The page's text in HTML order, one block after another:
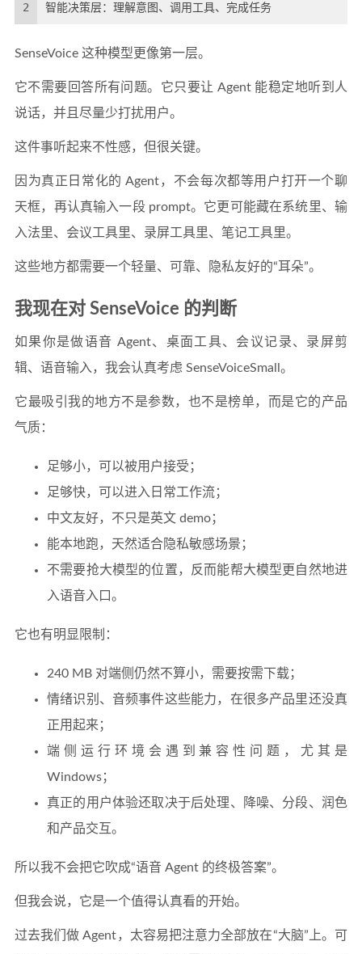
2
智能决策层：理解意图、调用工具、完成任务
SenseVoice 这种模型更像第一层。
它不需要回答所有问题。它只要让 Agent 能稳定地听到人
说话，并且尽量少打扰用户。
这件事听起来不性感，但很关键。
因为真正日常化的 Agent，不会每次都等用户打开一个聊
天框，再认真输入一段 prompt。它更可能藏在系统里、输
入法里、会议工具里、录屏工具里、笔记工具里。
这些地方都需要一个轻量、可靠、隐私友好的“耳朵”。
我现在对 SenseVoice 的判断
如果你是做语音 Agent、桌面工具、会议记录、录屏剪
辑、语音输入，我会认真考虑 SenseVoiceSmall。
它最吸引我的地方不是参数，也不是榜单，而是它的产品
气质：
足够小，可以被用户接受；
足够快，可以进入日常工作流；
中文友好，不只是英文 demo；
能本地跑，天然适合隐私敏感场景；
不需要抢大模型的位置，反而能帮大模型更自然地进
入语音入口。
它也有明显限制：
240 MB 对端侧仍然不算小，需要按需下载；
情绪识别、音频事件这些能力，在很多产品里还没真
正用起来；
端侧运行环境会遇到兼容性问题，尤其是
Windows；
真正的用户体验还取决于后处理、降噪、分段、润色
和产品交互。
所以我不会把它吹成“语音 Agent 的终极答案”。
但我会说，它是一个值得认真看的开始。
过去我们做 Agent，太容易把注意力全部放在“大脑”上。可